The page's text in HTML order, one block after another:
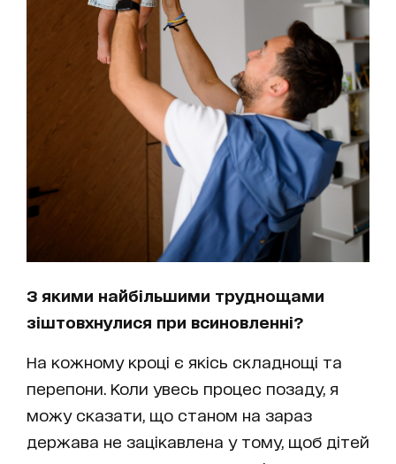
З якими найбільшими труднощами
зіштовхнулися при всиновленні?
На кожному кроці є якісь складнощі та
перепони. Коли увесь процес позаду, я
можу сказати, що станом на зараз
держава не зацікавлена у тому, щоб дітей